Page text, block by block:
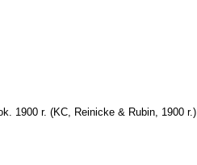
1900 r. (KC, Reinicke & Rubin, 1900 r.)